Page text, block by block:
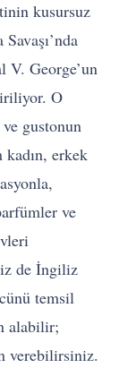
kusursuz
V. George’un
O
gustonun
erkek
ve
de İngiliz
temsil
alabilir;
verebilirsiniz.